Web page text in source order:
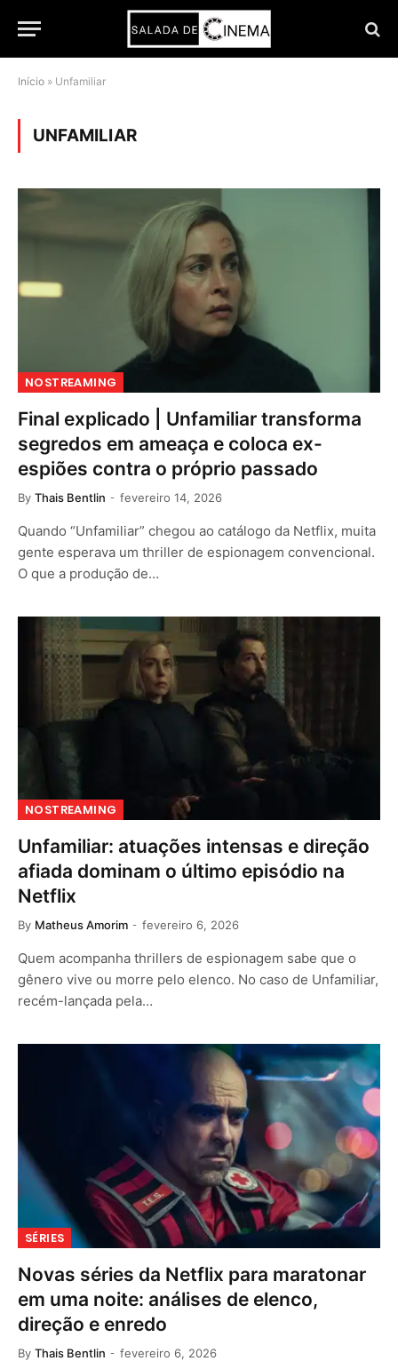
Início » Unfamiliar
UNFAMILIAR
NOSTREAMING
Final explicado | Unfamiliar transforma
segredos em ameaça e coloca ex-
espiões contra o próprio passado
By Thais Bentlin fevereiro 14, 2026
Quando “Unfamiliar” chegou ao catálogo da Netflix, muita
gente esperava um thriller de espionagem convencional.
O que a produção de…
NOSTREAMING
Unfamiliar: atuações intensas e direção
afiada dominam o último episódio na
Netflix
By Matheus Amorim fevereiro 6, 2026
Quem acompanha thrillers de espionagem sabe que o
gênero vive ou morre pelo elenco. No caso de Unfamiliar,
recém-lançada pela…
SÉRIES
Novas séries da Netflix para maratonar
em uma noite: análises de elenco,
direção e enredo
By Thais Bentlin fevereiro 6, 2026